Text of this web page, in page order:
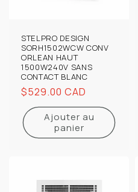
STELPRO DESIGN
SORH1502WCW CONV
ORLEAN HAUT
1500W240V SANS
CONTACT BLANC
Prix
habituel
$529.00 CAD
Ajouter au
panier